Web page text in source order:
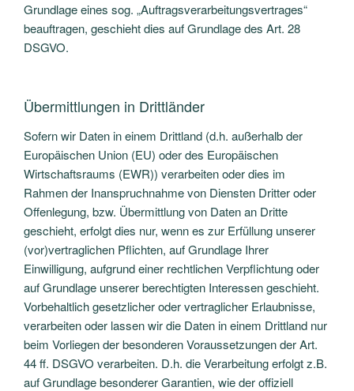
Grundlage eines sog. „Auftragsverarbeitungsvertrages“
beauftragen, geschieht dies auf Grundlage des Art. 28
DSGVO.
Übermittlungen in Drittländer
Sofern wir Daten in einem Drittland (d.h. außerhalb der
Europäischen Union (EU) oder des Europäischen
Wirtschaftsraums (EWR)) verarbeiten oder dies im
Rahmen der Inanspruchnahme von Diensten Dritter oder
Offenlegung, bzw. Übermittlung von Daten an Dritte
geschieht, erfolgt dies nur, wenn es zur Erfüllung unserer
(vor)vertraglichen Pflichten, auf Grundlage Ihrer
Einwilligung, aufgrund einer rechtlichen Verpflichtung oder
auf Grundlage unserer berechtigten Interessen geschieht.
Vorbehaltlich gesetzlicher oder vertraglicher Erlaubnisse,
verarbeiten oder lassen wir die Daten in einem Drittland nur
beim Vorliegen der besonderen Voraussetzungen der Art.
44 ff. DSGVO verarbeiten. D.h. die Verarbeitung erfolgt z.B.
auf Grundlage besonderer Garantien, wie der offiziell